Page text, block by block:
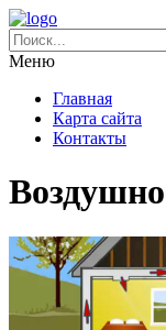
Меню
Главная
Карта сайта
Контакты